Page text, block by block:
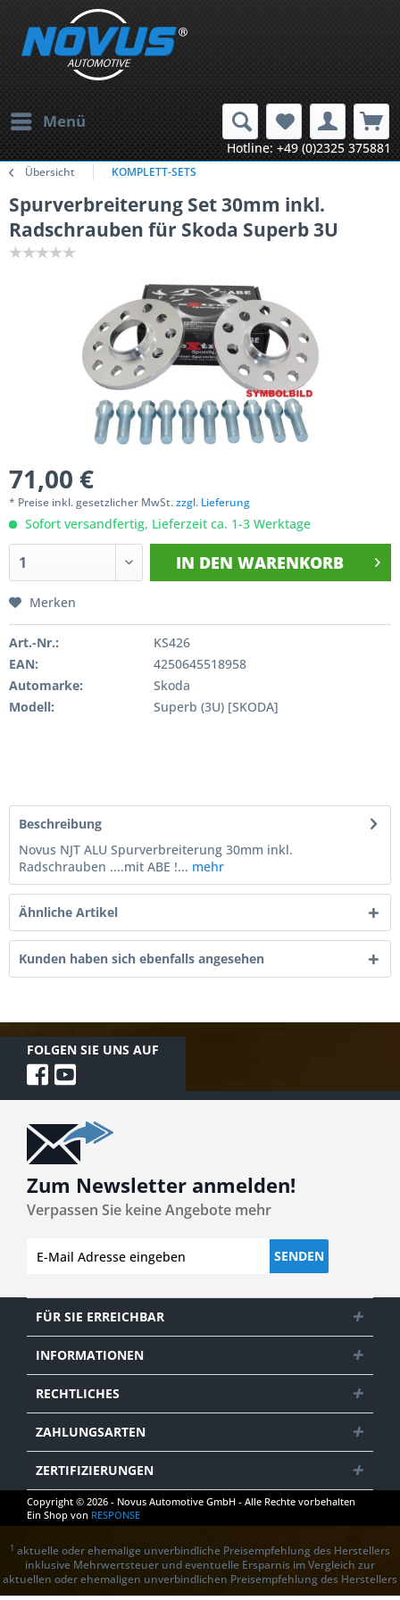
Menü
Hotline: +49 (0)2325 375881
Übersicht KOMPLETT-SETS
Spurverbreiterung Set 30mm inkl.
Radschrauben für Skoda Superb 3U
71,00 €
* Preise inkl. gesetzlicher MwSt.zzgl. Lieferung
Sofort versandfertig, Lieferzeit ca. 1-3 Werktage
IN DEN WARENKORB
Merken
Art.-Nr.:
KS426
EAN:
4250645518958
Automarke:
Skoda
Modell:
Superb (3U) [SKODA]
Beschreibung
Novus NJT ALU Spurverbreiterung 30mm inkl.
Radschrauben ....mit ABE !... mehr
Ähnliche Artikel
Kunden haben sich ebenfalls angesehen
FOLGEN SIE UNS AUF
Zum Newsletter anmelden!
Verpassen Sie keine Angebote mehr
SENDEN
FÜR SIE ERREICHBAR
INFORMATIONEN
RECHTLICHES
ZAHLUNGSARTEN
ZERTIFIZIERUNGEN
Copyright © 2026 - Novus Automotive GmbH - Alle Rechte vorbehalten
Ein Shop von RESPONSE
1 aktuelle oder ehemalige unverbindliche Preisempfehlung des Herstellers
inklusive Mehrwertsteuer und eventuelle Ersparnis im Vergleich zur
aktuellen oder ehemaligen unverbindlichen Preisempfehlung des Herstellers